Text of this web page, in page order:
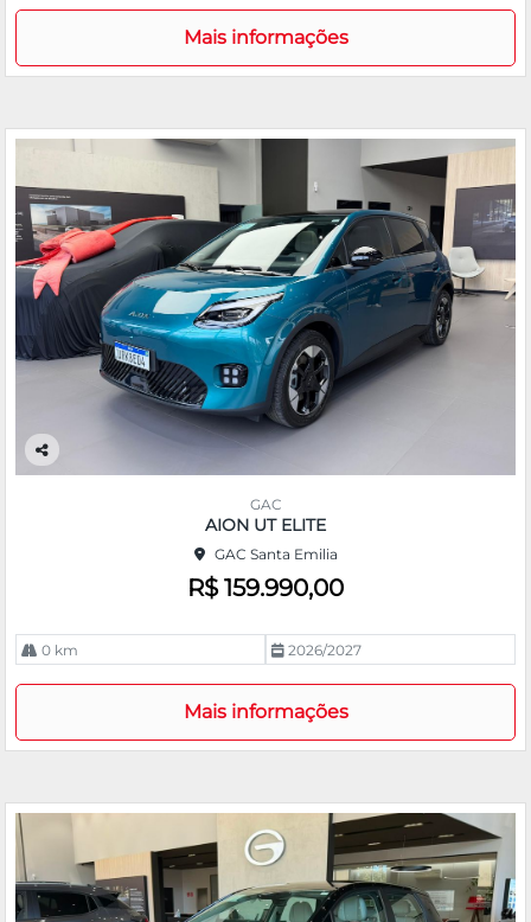
Mais informações
Co
GAC
AION UT ELITE
GAC Santa Emilia
R$ 159.990,00
0 km 2026/2027
Mais informações